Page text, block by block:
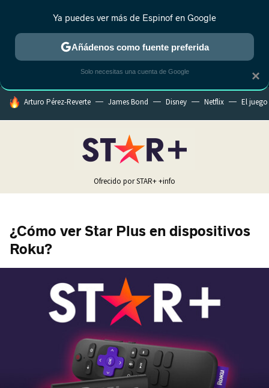
MENÚ NUEVO
ESTRENOS REALITY ANIME RANKINGS CINE
HOY SE HABLA DE
Arturo Pérez-Reverte James Bond Disney Netflix El
Ofrecido por STAR++info
¿Cómo ver Star Plus en dispositivos
Roku?
×
Ya puedes ver más de Espinof en Google
Añádenos como fuente preferida
Solo necesitas una cuenta de Google